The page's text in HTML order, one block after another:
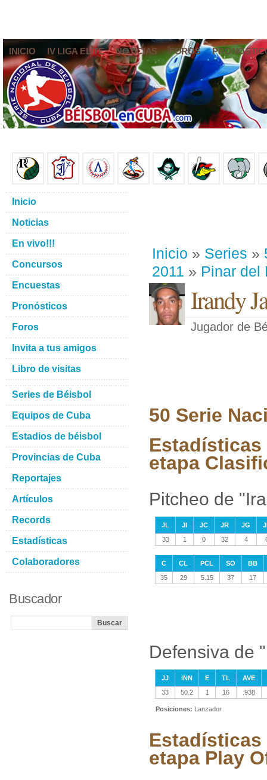
INICIO IV LIGA ELITE NOTICIAS FOROS
Inicio » Series »
2011 » Pinar del
Irandy
Jugador de
50 Serie
etapa
Pitcheo de
JL JI JC JR JG
33
1 0 32 4
C CL PCL SO
BB
35
29 5.15 37 17
Defensiva de
JJ INN E TL
AVE
33
50.2 1 16 .938
Posiciones: Lanzador
etapa Play
Inicio
Noticias
En vivo!!!
Concursos
Encuestas
Pronósticos
Foros
Invita a tus amigos
Libro de visitas
Series de Béisbol
Equipos de Cuba
Estadios de béisbol
Provincias de Cuba
Reportajes
Artículos
Records
Estadísticas
Colaboradores
Buscador